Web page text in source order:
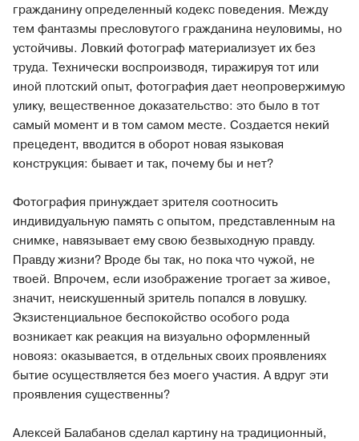
гражданину определенный кодекс поведения. Между
тем фантазмы пресловутого гражданина неуловимы, но
устойчивы. Ловкий фотограф материализует их без
труда. Технически воспроизводя, тиражируя тот или
иной плотский опыт, фотография дает неопровержимую
улику, вещественное доказательство: это было в тот
самый момент и в том самом месте. Создается некий
прецедент, вводится в оборот новая языковая
конструкция: бывает и так, почему бы и нет?
Фотография принуждает зрителя соотносить
индивидуальную память с опытом, представленным на
снимке, навязывает ему свою безвыходную правду.
Правду жизни? Вроде бы так, но пока что чужой, не
твоей. Впрочем, если изображение трогает за живое,
значит, неискушенный зритель попался в ловушку.
Экзистенциальное беспокойство особого рода
возникает как реакция на визуально оформленный
новояз: оказывается, в отдельных своих проявлениях
бытие осуществляется без моего участия. А вдруг эти
проявления существенны?
Алексей Балабанов сделал картину на традиционный,